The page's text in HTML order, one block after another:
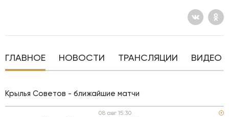
ГЛАВНОЕ НОВОСТИ ТРАНСЛЯЦИИ ВИДЕО
Крылья Советов - ближайшие матчи
08 авг 15:30